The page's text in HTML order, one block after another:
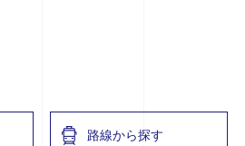
路線から探す